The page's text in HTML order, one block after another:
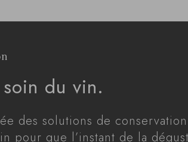
du vin.
des solutions de
pour que l’instant de la